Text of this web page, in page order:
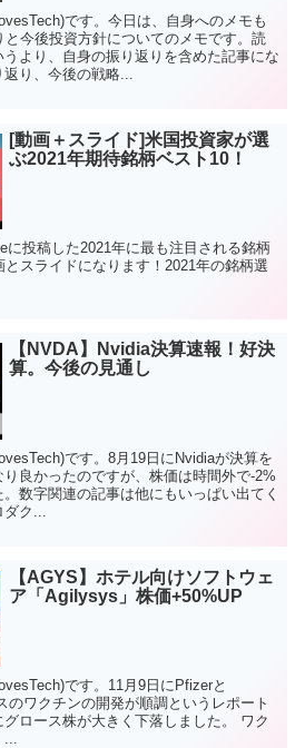
です。今日は、自身へのメモも
今後投資方針についてのメモです。読
より、自身の振り返りを含めた記事にな
り、今後の戦略...
[動画＋スライド]米国投資家が選
ぶ2021年期待銘柄ベスト10！
に投稿した2021年に最も注目される銘柄
スライドになります！2021年の銘柄選
【NVDA】Nvidia決算速報！好決
算。今後の見通し
です。8月19日にNvidiaが決算を
良かったのですが、株価は時間外で-2%
数字関連の記事は他にもいっぱい出てく
ク...
【AGYS】ホテル向けソフトウェ
ア「Agilysys」株価+50%UP
です。11月9日にPfizerと
のワクチンの開発が順調というレポート
ロース株が大きく下落しました。 ワク